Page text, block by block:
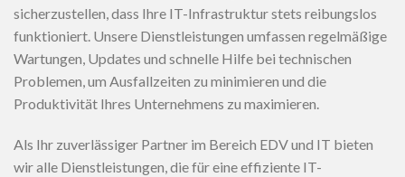
sicherzustellen, dass Ihre IT-Infrastruktur stets reibungslos
funktioniert. Unsere Dienstleistungen umfassen regelmäßige
Wartungen, Updates und schnelle Hilfe bei technischen
Problemen, um Ausfallzeiten zu minimieren und die
Produktivität Ihres Unternehmens zu maximieren.
Als Ihr zuverlässiger Partner im Bereich EDV und IT bieten
wir alle Dienstleistungen, die für eine effiziente IT-